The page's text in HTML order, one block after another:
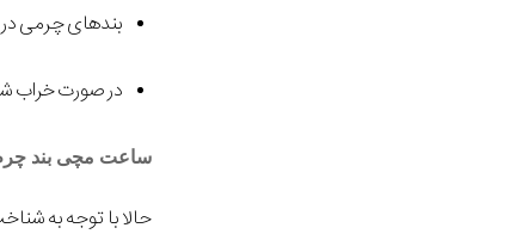
بند‌های چرمی در
در صورت خراب
ساعت مچی بند
حالا با توجه به